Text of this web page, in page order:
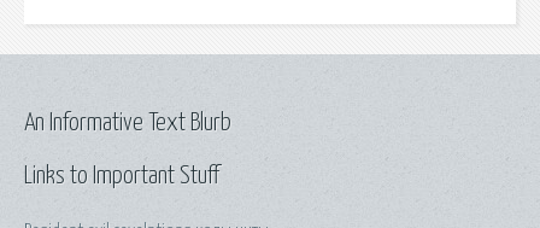
Links to Important Stuff
An Informative Text Blurb